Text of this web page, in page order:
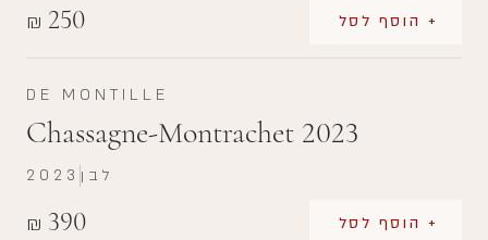
₪ 250 + הוסף לסל
DE MONTILLE
Chassagne-Montrachet 2023
₪ 390 + הוסף לסל
2023 לבן